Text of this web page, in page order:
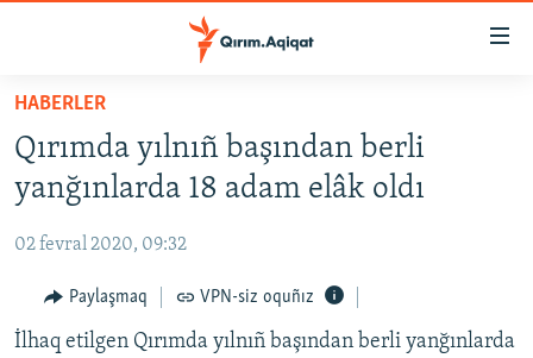
Esas
qaytmaq
Baş
navigatsiyağa
qaytmaq
qaytmaq
HABERLER
SİYASET
İQTİSADİYAT
CEMİYET
MEDENİYET
İNSAN AQLARI
HABERLER
Qırımda yılnıñ başından berli
yanğınlarda 18 adam elâk oldı
02 fevral 2020, 09:32
Paylaşmaq VPN-siz oquñız
İlhaq etilgen Qırımda yılnıñ başından berli yanğınlarda